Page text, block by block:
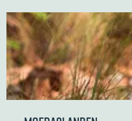
w
o
u
d
o
A
n
d
e
s
g
e